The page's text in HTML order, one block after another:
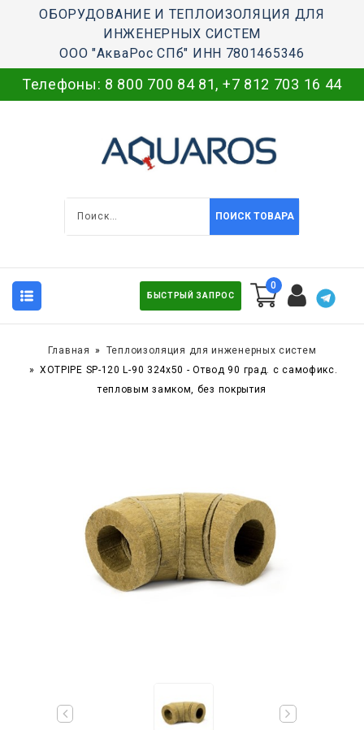
ОБОРУДОВАНИЕ И ТЕПЛОИЗОЛЯЦИЯ ДЛЯ
ИНЖЕНЕРНЫХ СИСТЕМ
ООО "АкваРос СПб" ИНН 7801465346
Телефоны: 8 800 700 84 81, +7 812 703 16 44
ПОИСК ТОВАРА
БЫСТРЫЙ ЗАПРОС
0
Главная
Теплоизоляция для инженерных систем
XOTPIPE SP-120 L-90 324x50 - Отвод 90 град. c самофикс.
тепловым замком, без покрытия